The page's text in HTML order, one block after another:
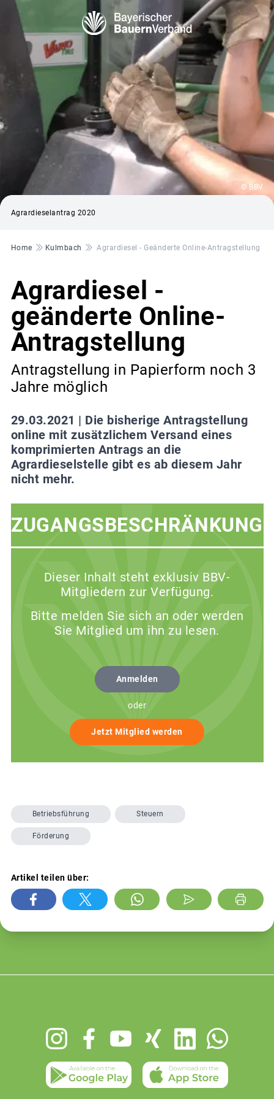
© BBV
Agrardieselantrag 2020
Pfadnavigation
Home Kulmbach Agrardiesel - Geänderte Online-Antragstellung
Agrardiesel -
geänderte Online-
Antragstellung
Antragstellung in Papierform noch 3
Jahre möglich
29.03.2021 | Die bisherige Antragstellung
online mit zusätzlichem Versand eines
komprimierten Antrags an die
Agrardieselstelle gibt es ab diesem Jahr
nicht mehr.
ZUGANGSBESCHRÄNKUNG
Dieser Inhalt steht exklusiv BBV-
Mitgliedern zur Verfügung.
Bitte melden Sie sich an oder werden
Sie Mitglied um ihn zu lesen.
Anmelden
oder
Jetzt Mitglied werden
Betriebsführung Steuern
Förderung
Artikel teilen über: